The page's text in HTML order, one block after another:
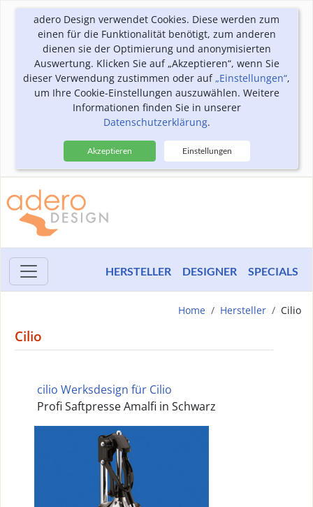
adero Design verwendet Cookies. Diese werden zum
einen für die Funktionalität benötigt, zum anderen
dienen sie der Optimierung und anonymisierten
Auswertung. Klicken Sie auf „Akzeptieren“, wenn Sie
dieser Verwendung zustimmen oder auf„Einstellungen“,
um Ihre Cookie-Einstellungen auszuwählen. Weitere
Informationen finden Sie in unserer
Datenschutzerklärung.
Akzeptieren Einstellungen
HERSTELLER DESIGNER SPECIALS
Home Hersteller Cilio
Cilio
cilio Werksdesign für Cilio
Profi Saftpresse Amalfi in Schwarz